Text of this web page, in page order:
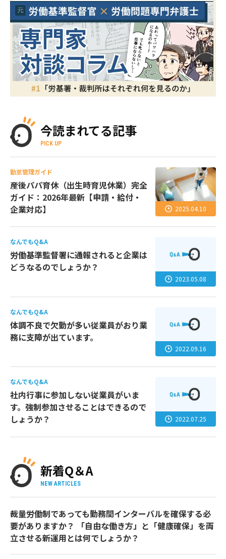
今読まれてる記事
PICK UP
勤怠管理ガイド
産後パパ育休（出生時育児休業）完全
ガイド：2026年最新【申請・給付・
企業対応】
2025.04.10
なんでもQ&A
労働基準監督署に通報されると企業は
どうなるのでしょうか？
2023.05.08
なんでもQ&A
体調不良で欠勤が多い従業員がおり業
務に支障が出ています。
2022.09.16
なんでもQ&A
社内行事に参加しない従業員がいま
す。強制参加させることはできるので
しょうか？
2022.07.25
新着Q＆A
NEW ARTICLES
裁量労働制であっても勤務間インターバルを確保する必
要がありますか？ 「自由な働き方」と「健康確保」を両
立させる新運用とは何でしょうか？